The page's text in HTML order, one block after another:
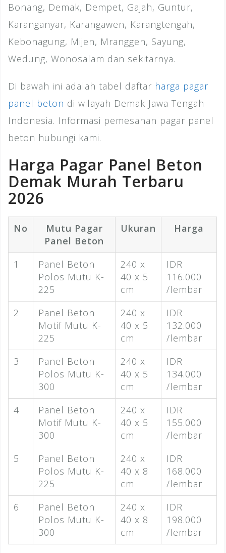
Bonang, Demak, Dempet, Gajah, Guntur,
Karanganyar, Karangawen, Karangtengah,
Kebonagung, Mijen, Mranggen, Sayung,
Wedung, Wonosalam dan sekitarnya.
Di bawah ini adalah tabel daftar harga pagar
panel beton di wilayah Demak Jawa Tengah
Indonesia. Informasi pemesanan pagar panel
beton hubungi kami.
Harga Pagar Panel Beton
Demak Murah Terbaru
2026
No
Mutu Pagar
Panel Beton
Ukuran Harga
1
Panel Beton
Polos Mutu K-
225
240 x
40 x 5
cm
IDR
116.000
/lembar
2
Panel Beton
Motif Mutu K-
225
240 x
40 x 5
cm
IDR
132.000
/lembar
3
Panel Beton
Polos Mutu K-
300
240 x
40 x 5
cm
IDR
134.000
/lembar
4
Panel Beton
Motif Mutu K-
300
240 x
40 x 5
cm
IDR
155.000
/lembar
5
Panel Beton
Polos Mutu K-
225
240 x
40 x 8
cm
IDR
168.000
/lembar
6
Panel Beton
Polos Mutu K-
300
240 x
40 x 8
cm
IDR
198.000
/lembar